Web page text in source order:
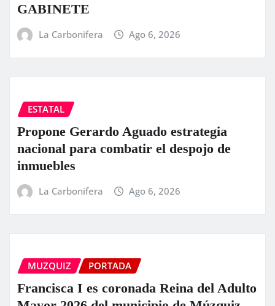
GABINETE
La Carbonifera Ago 6, 2026
ESTATAL
Propone Gerardo Aguado estrategia
nacional para combatir el despojo de
inmuebles
La Carbonifera Ago 6, 2026
MUZQUIZ PORTADA
Francisca I es coronada Reina del Adulto